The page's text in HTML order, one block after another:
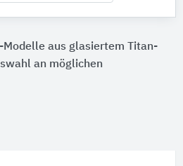
aus glasiertem Titan-
an möglichen